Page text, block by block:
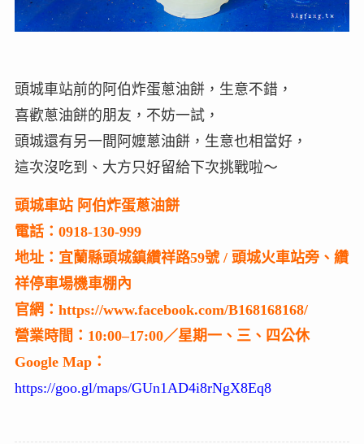
頭城車站前的阿伯炸蛋蔥油餅，生意不錯，
喜歡蔥油餅的朋友，不妨一試，
頭城還有另一間阿嬤蔥油餅，生意也相當好，
這次沒吃到、大方只好留給下次挑戰啦～
頭城車站 阿伯炸蛋蔥油餅
電話：0918-130-999
地址：宜蘭縣頭城鎮纘祥路59號 / 頭城火車站旁、纘
祥停車場機車棚內
官網：https://www.facebook.com/B168168168/
營業時間：10:00–17:00／星期一、三、四公休
Google Map：
https://goo.gl/maps/GUn1AD4i8rNgX8Eq8